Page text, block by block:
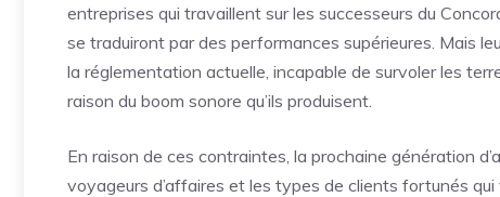
entreprises qui travaillent sur les successeurs du
se traduiront par des performances supérieures. Mais
la réglementation actuelle, incapable de survoler les
raison du boom sonore qu’ils produisent.
En raison de ces contraintes, la prochaine génération
voyageurs d’affaires et les types de clients fortunés